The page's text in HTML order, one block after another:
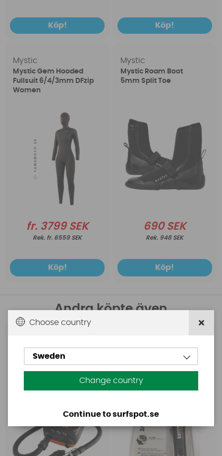
Köp! Köp!
Mystic
Mystic Gem Hooded
Fullsuit 6/4/3mm DFzip
Women
fr. 3799 SEK
fr. 6559 SEK
Köp!
Mystic
Mystic Roam Boot
5mm Split Toe
690 SEK
948 SEK
Köp!
Andra köpte även
Base Rechargeable
SUP Pump
Aquasure FD
Choose country
Sweden
Change country
Continue to surfspot.se